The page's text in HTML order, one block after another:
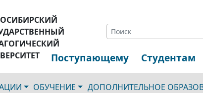
Поступающему Студентам
ОБУЧЕНИЕ ДОПОЛНИТЕЛЬНОЕ